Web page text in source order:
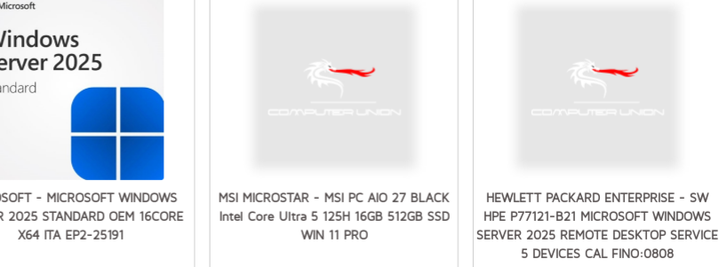
MSI MICROSTAR - MSI PC AIO 27 BLACK
Intel Core Ultra 5 125H 16GB 512GB SSD
WIN 11 PRO
HEWLETT PACKARD ENTERPRISE - SW
HPE P77121-B21 MICROSOFT WINDOWS
SERVER 2025 REMOTE DESKTOP SERVICE
5 DEVICES CAL FINO:0808
- MICROSOFT WINDOWS
2025 STANDARD OEM 16CORE
X64 ITA EP2-25191